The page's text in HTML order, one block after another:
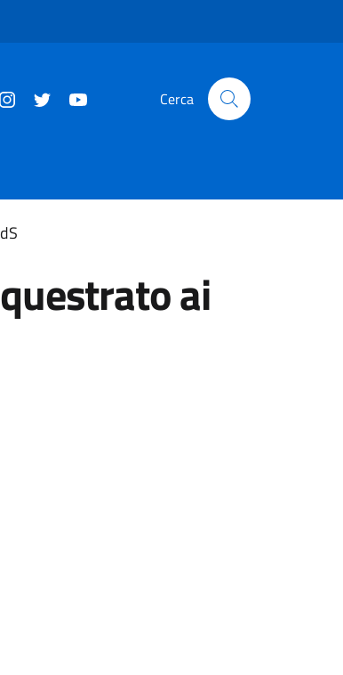
Cerca
ai